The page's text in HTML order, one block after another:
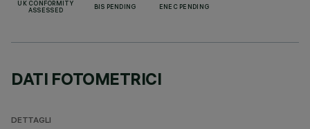
UK CONFORMITY
ASSESSED
BIS PENDING ENEC PENDING
DATI FOTOMETRICI
DETTAGLI